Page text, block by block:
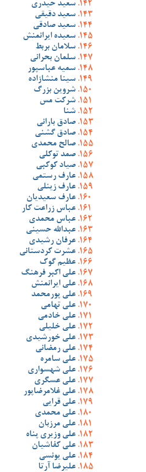
سعید حیدری
سعید دقیقی
سعید صادقی
سعیده ایرانمنش
سلامان بربط
سلمان بحرانی
سمیه عباسپور
سینا منشازاده
شروین بزرگ
شرکت مس
شنا
صادق بارانی
صادق گشنی
صالح محمدی
صمد توکلی
صیاد کوکبی
عارف رستمی
عارف زینلی
عارف سعیدیان
عباس زراعت کار
عباس محمدی
عبدالله حسینی
عرفان رشیدی
عشرت کردستانی
عظیم گوک
علی اکبر فرهنگ
علی ایرانمنش
علی پورمحمد
علی تهامی
علی خادمی
علی خلیلی
علی خورشیدی
علی رمضانی
علی سامره
علی شهسواری
علی عسگری
علی غلامرضاپور
علی قرایی
علی محمدی
علی مرزبان
علی وزیری پناه
علی کفاشیان
علی یونسی
علیرضا آرتا